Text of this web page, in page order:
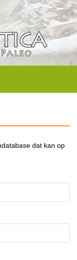
dat kan op